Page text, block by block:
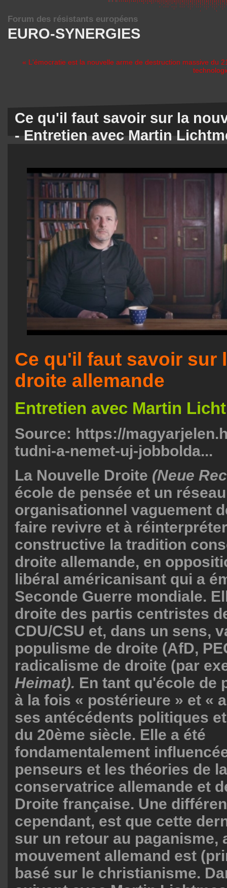
EURO-SYNERGIES
Forum des résistants européens
« L'émocratie est la nouvelle arme de destruction massive du
Ce qu'il faut savoir sur la
- Entretien avec Martin
Ce qu'il faut savoir sur
droite allemande
Entretien avec Martin
Source: https://
tudni-a-nemet-uj-jobbolda...
La Nouvelle Droite (Neue
école de pensée et un réseau
organisationnel vaguement
faire revivre et à
constructive la tradition
droite allemande, en
libéral américanisant qui a
Seconde Guerre mondiale.
droite des partis centristes
CDU/CSU et, dans un sens,
populisme de droite (AfD,
radicalisme de droite (par
Heimat). En tant qu'école de
à la fois « postérieure » et «
ses antécédents politiques
du 20ème siècle. Elle a été
fondamentalement
penseurs et les théories de
conservatrice allemande et
Droite française. Une
cependant, est que cette
sur un retour au paganisme,
mouvement allemand est
basé sur le christianisme.